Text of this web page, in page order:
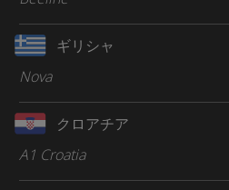
ギリシャ
Nova
クロアチア
A1 Croatia